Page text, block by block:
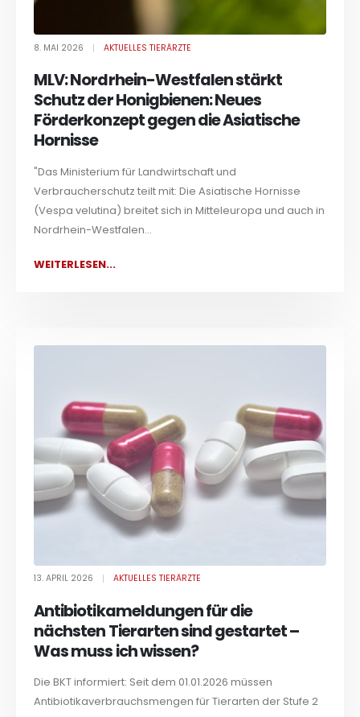
8. MAI 2026 AKTUELLES TIERÄRZTE
MLV: Nordrhein-Westfalen stärkt
Schutz der Honigbienen: Neues
Förderkonzept gegen die Asiatische
Hornisse
"Das Ministerium für Landwirtschaft und
Verbraucherschutz teilt mit: Die Asiatische Hornisse
(Vespa velutina) breitet sich in Mitteleuropa und auch in
Nordrhein-Westfalen...
WEITERLESEN...
13. APRIL 2026 AKTUELLES TIERÄRZTE
Antibiotikameldungen für die
nächsten Tierarten sind gestartet –
Was muss ich wissen?
Die BKT informiert: Seit dem 01.01.2026 müssen
Antibiotikaverbrauchsmengen für Tierarten der Stufe 2